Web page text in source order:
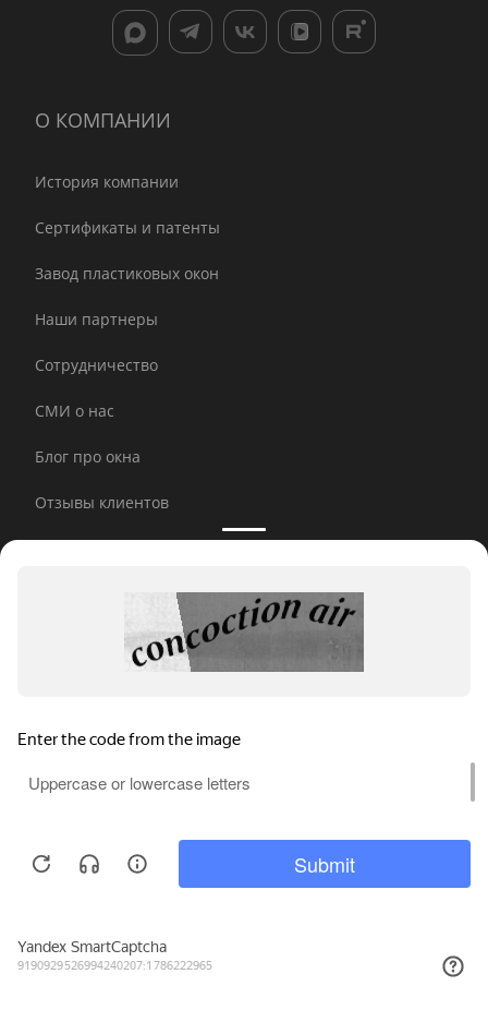
О КОМПАНИИ
История компании
Сертификаты и патенты
Завод пластиковых окон
Наши партнеры
Сотрудничество
СМИ о нас
Блог про окна
Отзывы клиентов
Пластиковые окна
Пластиковые двери
Остекление коттеджей
Мы используем файлы cookie, метрические программы и системы
ПРИНЯТЬ